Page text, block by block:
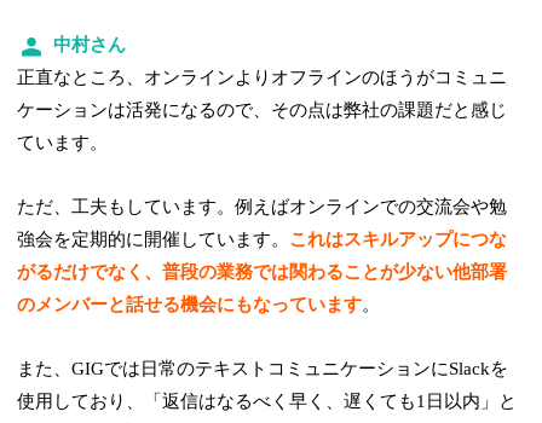
中村さん
正直なところ、オンラインよりオフラインのほうがコミュニ
ケーションは活発になるので、その点は弊社の課題だと感じ
ています。
ただ、工夫もしています。例えばオンラインでの交流会や勉
強会を定期的に開催しています。 これはスキルアップにつな
がるだけでなく、普段の業務では関わることが少ない他部署
のメンバーと話せる機会にもなっています。
また、GIGでは日常のテキストコミュニケーションにSlackを
使用しており、「返信はなるべく早く、遅くても1日以内」と